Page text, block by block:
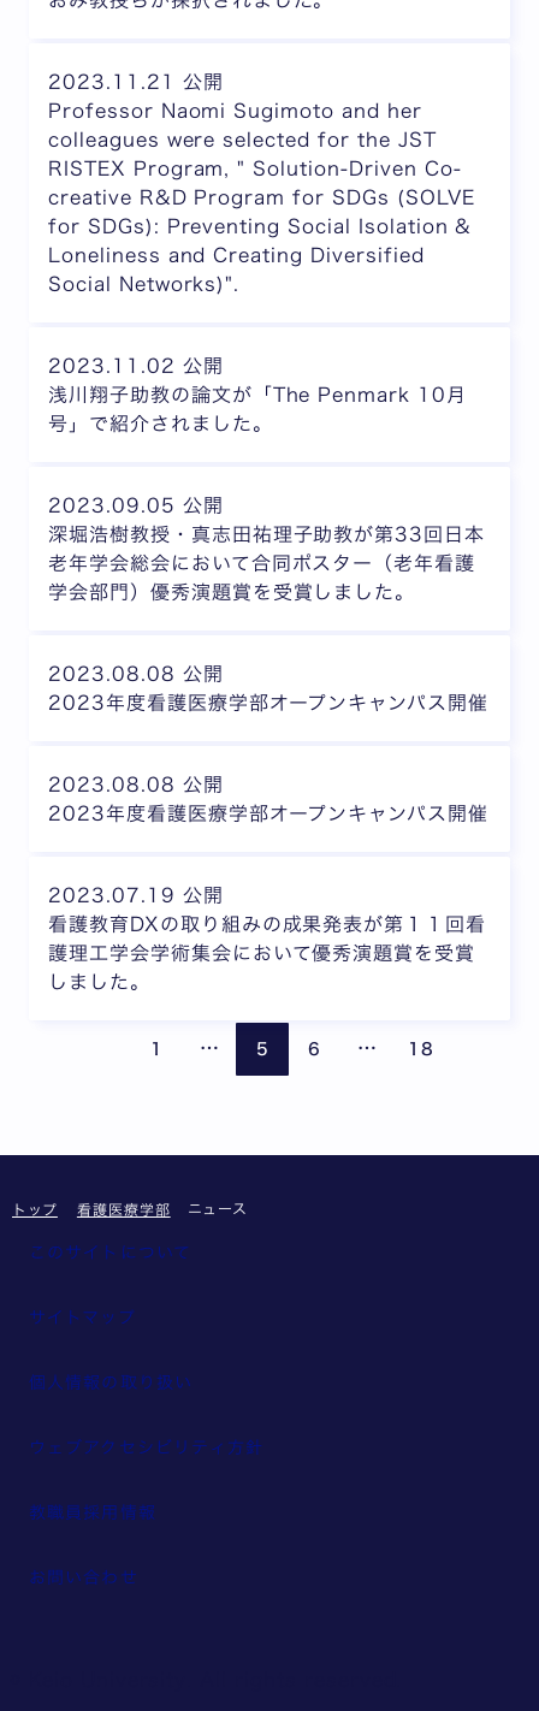
2023.11.21 公開
Professor Naomi Sugimoto and her
colleagues were selected for the JST
RISTEX Program, " Solution-Driven Co-
creative R&D Program for SDGs (SOLVE
for SDGs): Preventing Social Isolation &
Loneliness and Creating Diversified
Social Networks)".
2023.11.02 公開
浅川翔子助教の論文が「The Penmark 10月
号」で紹介されました。
2023.09.05 公開
深堀浩樹教授・真志田祐理子助教が第33回日本
老年学会総会において合同ポスター（老年看護
学会部門）優秀演題賞を受賞しました。
2023.08.08 公開
2023年度看護医療学部オープンキャンパス開催
2023.08.08 公開
2023年度看護医療学部オープンキャンパス開催
2023.07.19 公開
看護教育DXの取り組みの成果発表が第１１回看
護理工学会学術集会において優秀演題賞を受賞
しました。
1 … 5 6 … 18
トップ 看護医療学部 ニュース
このサイトについて
サイトマップ
個人情報の取り扱い
ウェブアクセシビリティ方針
教職員採用情報
お問い合わせ